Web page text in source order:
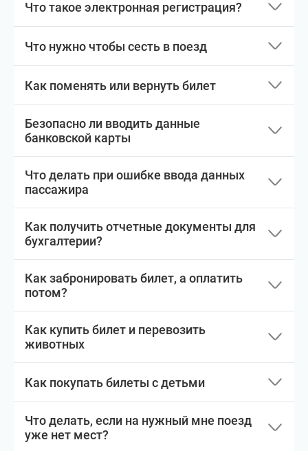
Что такое электронная регистрация?
Что нужно чтобы сесть в поезд
Как поменять или вернуть билет
Безопасно ли вводить данные
банковской карты
Что делать при ошибке ввода данных
пассажира
Как получить отчетные документы для
бухгалтерии?
Как забронировать билет, а оплатить
потом?
Как купить билет и перевозить
животных
Как покупать билеты с детьми
Что делать, если на нужный мне поезд
уже нет мест?